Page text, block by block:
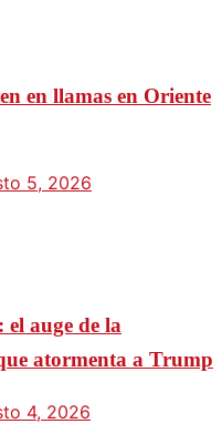
en llamas en Oriente
5, 2026
el auge de la
atormenta a Trump
4, 2026